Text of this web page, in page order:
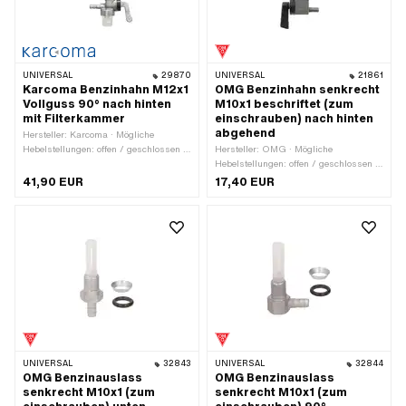
Reservestand: 78 mm
Höhe Reservestand: 65 mm
UNIVERSAL 29870
Karcoma Benzinhahn M12x1
Vollguss 90° nach hinten
mit Filterkammer
Hersteller: Karcoma · Mögliche
Hebelstellungen: offen / geschlossen /
Filterart: Kunststoffnetz · Ø
Höhe Reservestand: 45 mm
41,90 EUR
UNIVERSAL 21861
OMG Benzinhahn senkrecht
M10x1 beschriftet (zum
einschrauben) nach hinten
abgehend
Hersteller: OMG · Mögliche
Hebelstellungen: offen / geschlossen /
Reserve · Material Hebel: Kunststoff ·
Höhe Reservestand: 50 mm ·
Gewindeart: MF10x1 (Feingewinde) ·
Befestigungsart: einschrauben
17,40 EUR
UNIVERSAL 32843
OMG Benzinauslass
senkrecht M10x1 (zum
UNIVERSAL 32844
OMG Benzinauslass
senkrecht M10x1 (zum